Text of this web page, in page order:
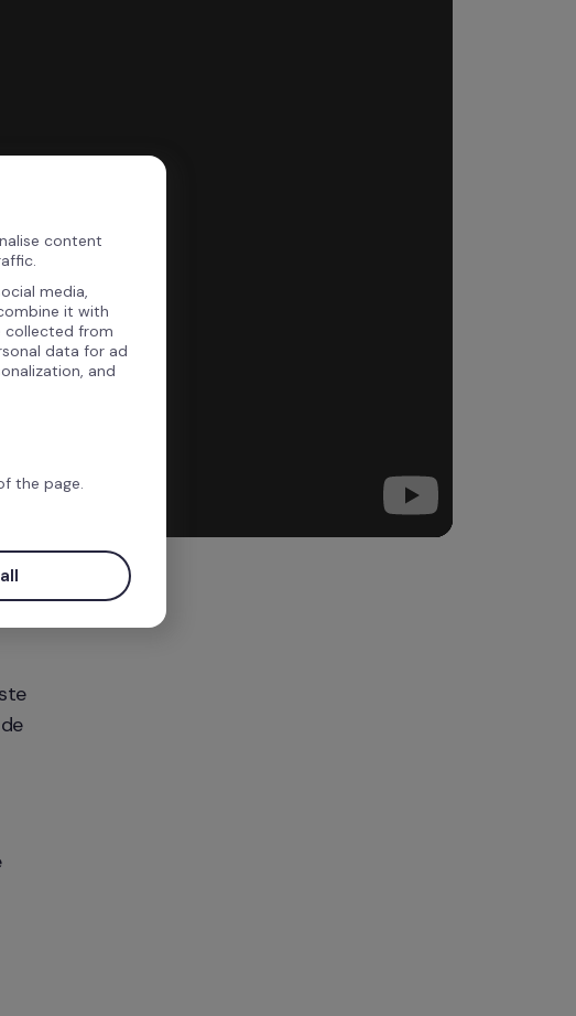
content
media,
it with
collected from
data for ad
and
the page.